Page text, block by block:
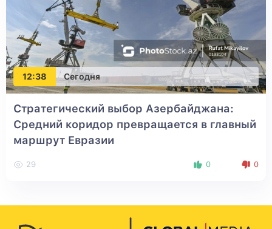
12:38 Сегодня
Стратегический выбор Азербайджана:
Средний коридор превращается в главный
маршрут Евразии
29 0 0